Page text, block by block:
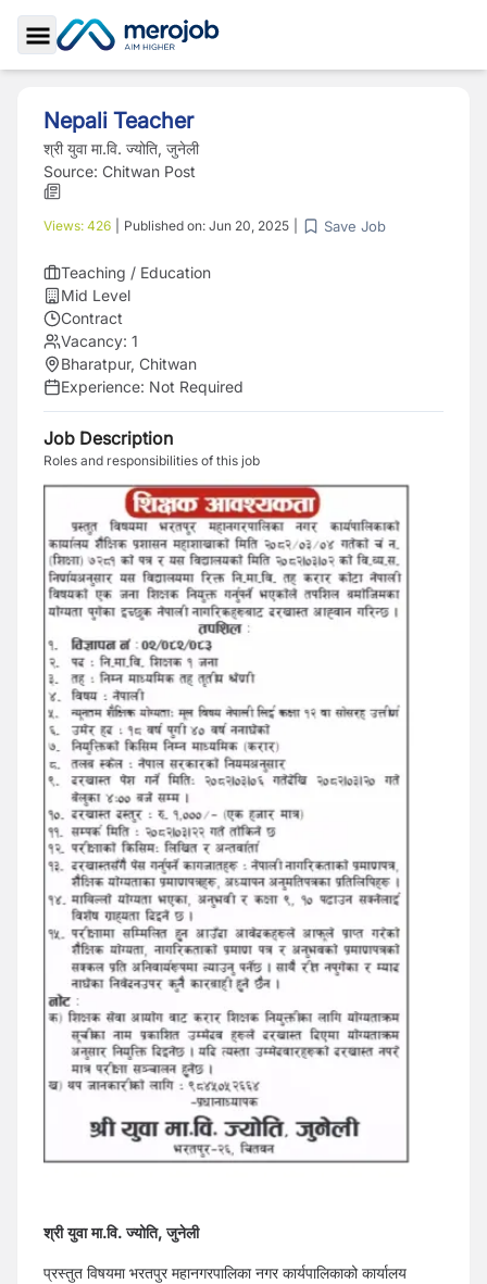
Toggle Sidebar
Nepali Teacher
श्री युवा मा.वि. ज्योति, जुनेली
Source: Chitwan Post
Views: 426 Published on: Jun 20, 2025 Save Job
Teaching / Education
Mid Level
Contract
Vacancy: 1
Bharatpur, Chitwan
Experience: Not Required
Job Description
Roles and responsibilities of this job
श्री युवा मा.वि. ज्योति, जुनेली
प्रस्तुत विषयमा भरतपुर महानगरपालिका नगर कार्यपालिकाको कार्यालय